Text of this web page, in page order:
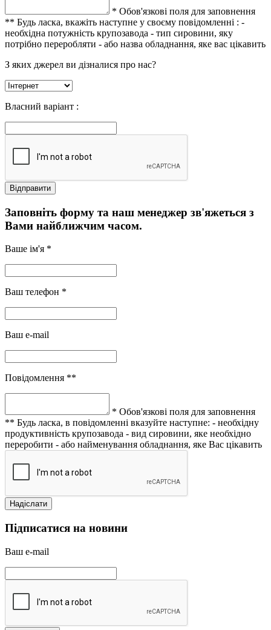
* Обов'язкові поля для заповнення
** Будь ласка, вкажіть наступне у своєму повідомленні : -
необхідна потужність крупозавода - тип сировини, яку
потрібно переробляти - або назва обладнання, яке вас цікавить
З яких джерел ви дізналися про нас?
Власний варіант :
Заповніть форму та наш менеджер зв'яжеться з
Вами найближчим часом.
Ваше ім'я *
Ваш телефон *
Ваш e-mail
Повідомлення **
* Обов'язкові поля для заповнення
** Будь ласка, в повідомленні вказуйте наступне: - необхідну
продуктивність крупозавода - вид сировини, яке необхідно
переробити - або найменування обладнання, яке Вас цікавить
Підписатися на новини
Ваш e-mail